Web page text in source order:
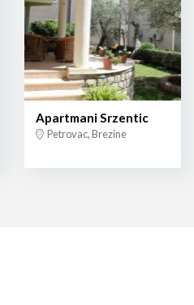
Apartmani Srzentic
Petrovac, Brezine